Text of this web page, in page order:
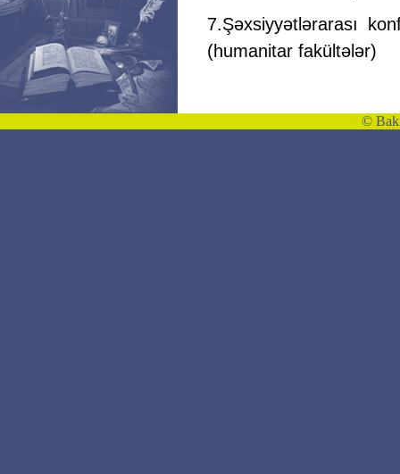
7.Şəxsiyyətlərarası
(humanitar fakültələr)
©